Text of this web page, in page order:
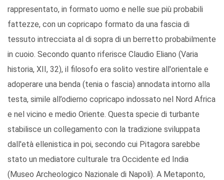
rappresentato, in formato uomo e nelle sue più probabili
fattezze, con un copricapo formato da una fascia di
tessuto intrecciata al di sopra di un berretto probabilmente
in cuoio. Secondo quanto riferisce Claudio Eliano (Varia
historia, XII, 32), il filosofo era solito vestire all'orientale e
adoperare una benda (tenia o fascia) annodata intorno alla
testa, simile all’odierno copricapo indossato nel Nord Africa
e nel vicino e medio Oriente. Questa specie di turbante
stabilisce un collegamento con la tradizione sviluppata
dall'età ellenistica in poi, secondo cui Pitagora sarebbe
stato un mediatore culturale tra Occidente ed India
(Museo Archeologico Nazionale di Napoli). A Metaponto,